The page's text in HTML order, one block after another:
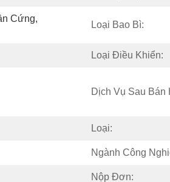
Cứng,
Loại Bao Bì:
Loại Điều Khiển:
Dịch Vụ Sau Bán
Loại:
Ngành Công
Nộp Đơn: